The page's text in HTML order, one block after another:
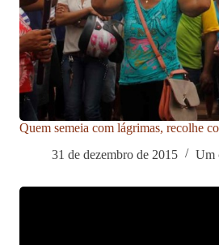
Quem semeia com lágrimas, recolhe
31 de dezembro de 2015
Um